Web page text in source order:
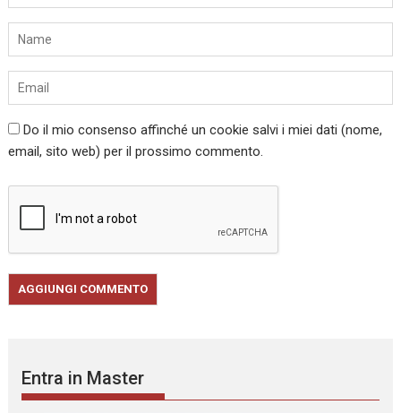
Do il mio consenso affinché un cookie salvi i miei dati (nome,
email, sito web) per il prossimo commento.
Entra in Master